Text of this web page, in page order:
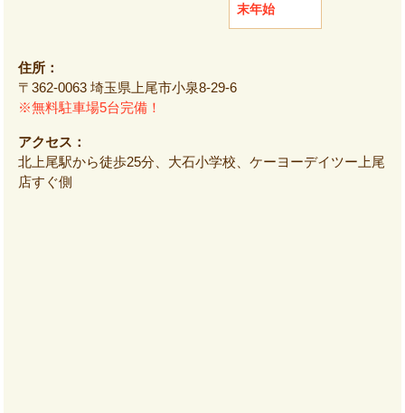
末年始
住所：
〒362-0063 埼玉県上尾市小泉8-29-6
※無料駐車場5台完備！
アクセス：
北上尾駅から徒歩25分、大石小学校、ケーヨーデイツー上尾
店すぐ側